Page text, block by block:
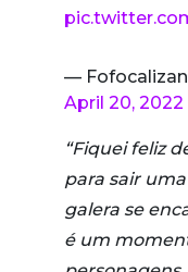
—
April 20, 2022
“Fiquei feliz
para sair
galera se
é um